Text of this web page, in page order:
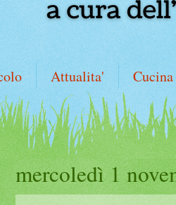
Attualita' Cucina
mercoledì 1